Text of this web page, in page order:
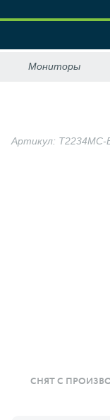
СНЯТ С
Артикул: T2234MC-